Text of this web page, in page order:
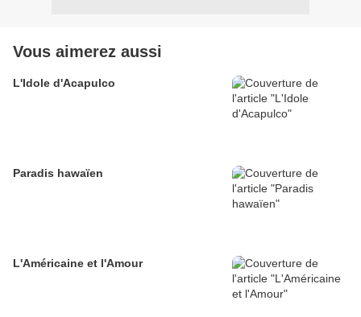
Vous aimerez aussi
L'Idole d'Acapulco
Paradis hawaïen
L'Américaine et l'Amour